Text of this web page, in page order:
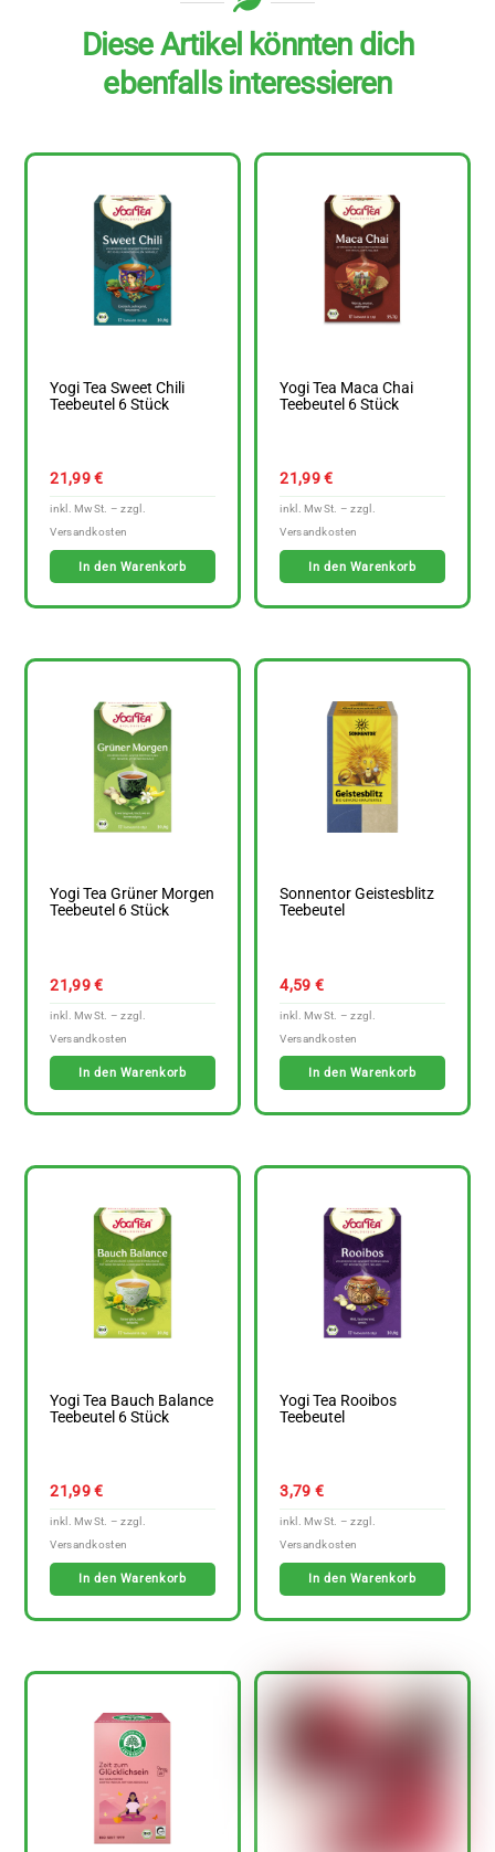
Diese Artikel könnten dich
ebenfalls interessieren
Yogi Tea Sweet Chili
Teebeutel 6 Stück
21,99€
In den Warenkorb
Yogi Tea Maca Chai
Teebeutel 6 Stück
21,99€
In den Warenkorb
Yogi Tea Grüner Morgen
Teebeutel 6 Stück
21,99€
In den Warenkorb
Sonnentor Geistesblitz
Teebeutel
4,59 €
In den Warenkorb
Yogi Tea Bauch Balance
Teebeutel 6 Stück
21,99€
In den Warenkorb
Yogi Tea Rooibos
Teebeutel
3,79 €
In den Warenkorb